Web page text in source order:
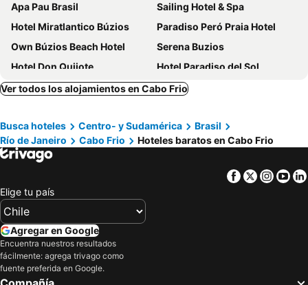
Apa Pau Brasil
Sailing Hotel & Spa
Hotel Miratlantico Búzios
Paradiso Peró Praia Hotel
Own Búzios Beach Hotel
Serena Buzios
Hotel Don Quijote
Hotel Paradiso del Sol
Pousada Corais & Conchas
Pousada Casa Serra Alves
Uni Boutique Hotel & Spa
Casas Brancas Boutique Hotel & Spa
La Plage
Suri Búzios Hotel
Pousada Pontal da Ferradura
Le Village Boutique Hotel
Pousada Arambare
Hotel Balneário Cabo Frio
Pousada Mandala
Le Relais La Borie
Pousada Kybalion
Ver todos los alojamientos en Cabo Frio
Busca hoteles Centro- y Sudamérica
Brasil
Río de Janeiro
Cabo Frio Hoteles baratos en Cabo Frio
Facebook
Twitter
Elige tu país
Agregar en Google
Encuentra nuestros resultados
fácilmente: agrega trivago como
fuente preferida en Google.